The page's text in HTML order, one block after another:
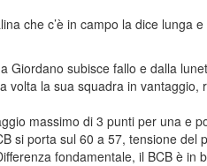
che c’è in campo la dice lunga
Giordano subisce fallo e dalla
volta la sua squadra in vantaggio,
massimo di 3 punti per una e
si porta sul 60 a 57, tensione del
fondamentale, il BCB è in